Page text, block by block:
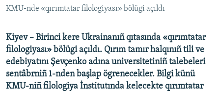
RFE/RS bütün saytları
KMU-nde «qırımtatar filologiyası» bölügi açıldı
Kiyev – Birinci kere Ukrainanıñ qıtasında «qırımtatar
filologiyası» bölügi açıldı. Qırım tamır halqınıñ tili ve
edebiyatını Şevçenko adına universitetiniñ talebeleri
sentâbrniñ 1-nden başlap ögrenecekler. Bilgi künü
KMU-niñ filologiya İnstitutında kelecekte qırımtatar